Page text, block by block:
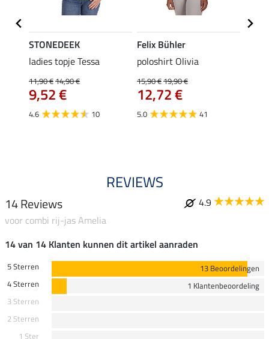
STONEDEEK
ladies topje Tessa
11,90 €14,90 €
9,52 €
4.6 10
Felix Bühler
poloshirt Olivia
15,90 €19,90 €
12,72 €
5.0 41
REVIEWS
14 Reviews
4.9
voor combi rij-jas Amelia
14 van 14 Klanten kunnen dit artikel aanraden
5 Sterren
13 Beoordelingen
4 Sterren
1 Klantenbeoordeling
3 Sterren
2 Sterren
1 Ster